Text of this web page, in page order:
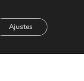
Contacto
Ajustes